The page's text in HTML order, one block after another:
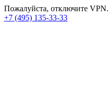
Пожалуйста, отключите VPN.
+7 (495) 135-33-33